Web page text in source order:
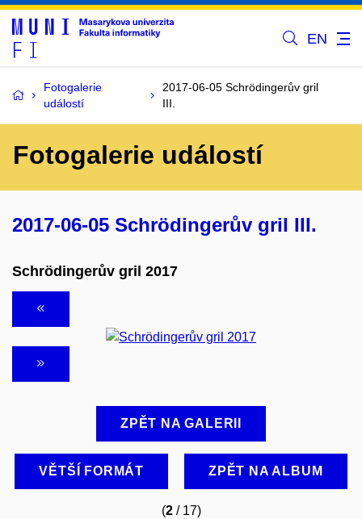
EN
Fotogalerie
událostí
2017-06-05 Schrödingerův gril
III.
Fotogalerie událostí
2017-06-05 Schrödingerův gril III.
Schrödingerův gril 2017
ZPĚT NA GALERII
VĚTŠÍ FORMÁT ZPĚT NA ALBUM
(2/ 17)